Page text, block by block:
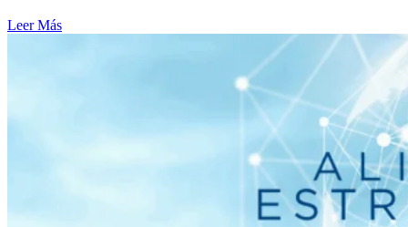
Leer Más